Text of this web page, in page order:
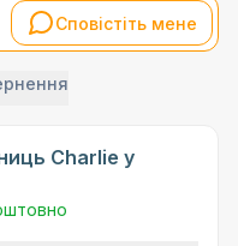
Сповістіть мене
Charlie у